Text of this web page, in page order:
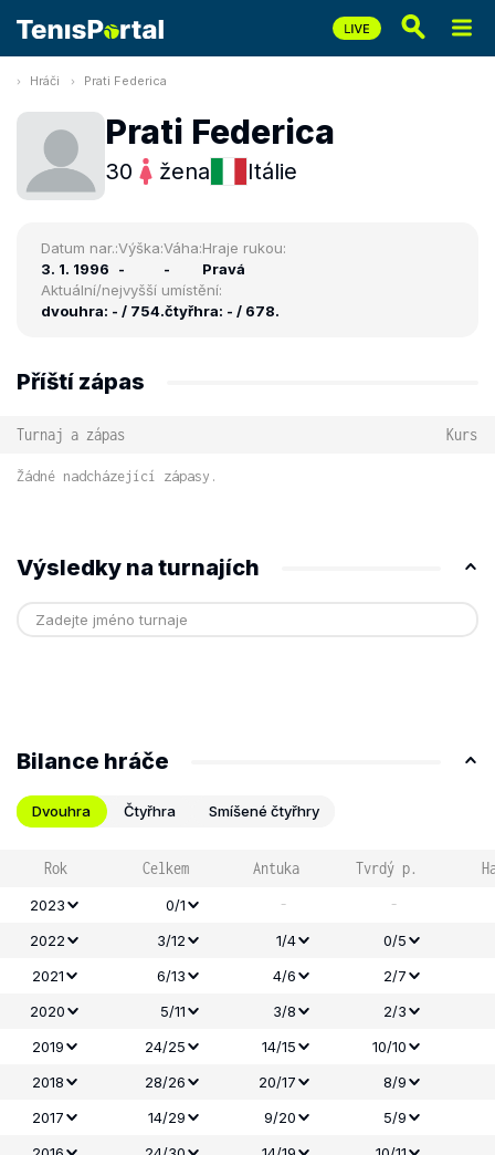
Hráči Prati Federica
Prati Federica
30 žena Itálie
Datum nar.:
3. 1. 1996
Výška:
-
Váha:
-
Hraje rukou:
Pravá
Aktuální/nejvyšší umístění:
dvouhra: - / 754.čtyřhra: - / 678.
Příští zápas
Turnaj a zápas Kurs
Žádné nadcházející zápasy.
Výsledky na turnajích
Bilance hráče
Dvouhra Čtyřhra Smíšené čtyřhry
Rok Celkem Antuka Tvrdý p.
2023 0/1 - -
2022 3/12 1/4
0/5
2021
6/13 4/6
2/7
2020
5/11 3/8
2/3
2019
24/25 14/15
10/10
2018
28/26 20/17
8/9
2017
14/29 9/20
5/9